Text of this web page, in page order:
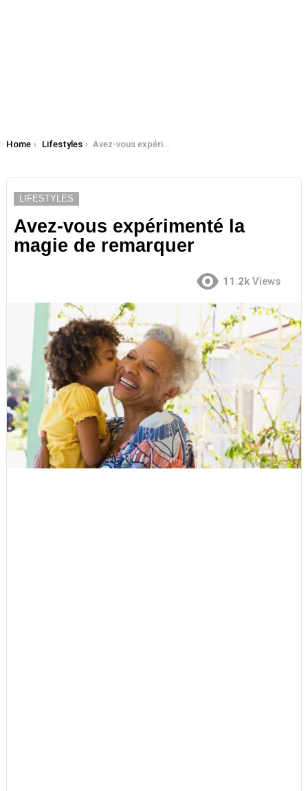
You are here:
Home Lifestyles Avez-vous expérimenté la magie de remarquer
LIFESTYLES
Avez-vous expérimenté la
magie de remarquer
11.2k Views